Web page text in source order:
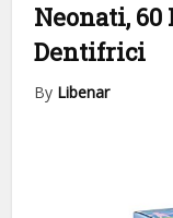
Neonati,
Dentifrici
By Libenar